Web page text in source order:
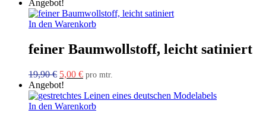
Preis
war:
29,90 €
ist:
19,00 €.
Angebot!
In den Warenkorb
feiner Baumwollstoff, leicht satiniert
19,90€ Ursprünglicher
Preis
war:
19,90 €
5,00 €Aktueller
ist:
5,00 €.
pro mtr.
Angebot!
In den Warenkorb